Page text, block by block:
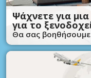
Ψάχνετε για
για το
Θα σας βοηθήσουμε